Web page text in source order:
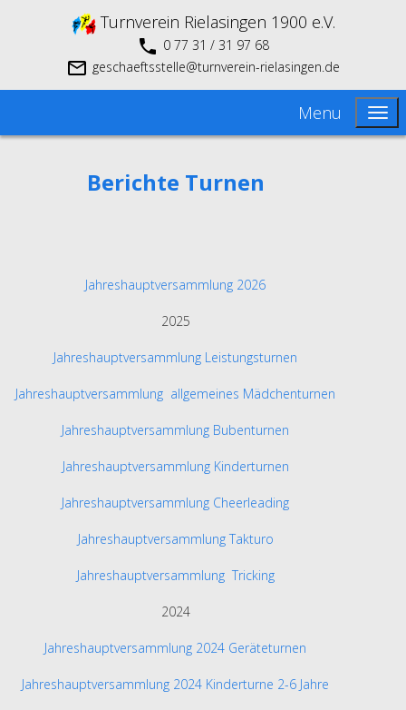
Turnverein Rielasingen 1900 e.V.
0 77 31 / 31 97 68
geschaeftsstelle@turnverein-rielasingen.de
Menu
Berichte Turnen
Jahreshauptversammlung 2026
2025
Jahreshauptversammlung Leistungsturnen
Jahreshauptversammlung allgemeines Mädchenturnen
Jahreshauptversammlung Bubenturnen
Jahreshauptversammlung Kinderturnen
Jahreshauptversammlung Cheerleading
Jahreshauptversammlung Takturo
Jahreshauptversammlung Tricking
2024
Jahreshauptversammlung 2024 Geräteturnen
Jahreshauptversammlung 2024 Kinderturne 2-6 Jahre